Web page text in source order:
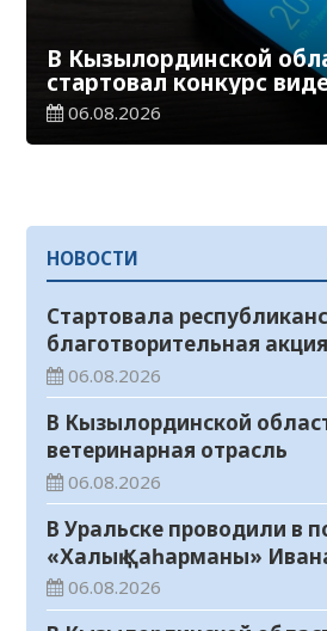
В Кызылординской
стартовал конкурс
семейных ценностях и
06.08.2026
НОВОСТИ
Стартовала
благотворительная
школу»
06.08.2026
В Кызылординской
ветеринарная отрасль
06.08.2026
В Уральске проводили в
«Халық Қаһарманы»
Гапича
06.08.2026